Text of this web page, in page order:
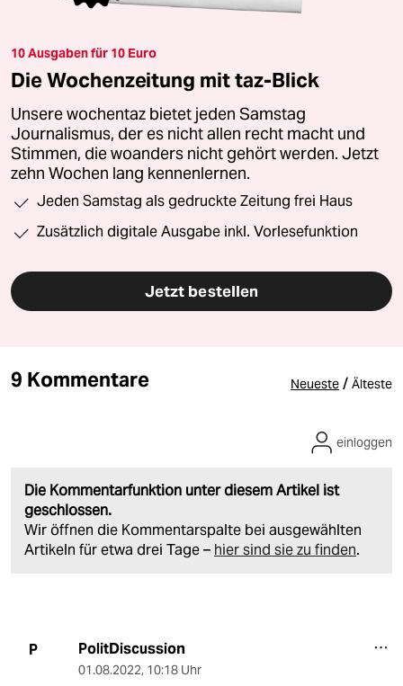
10 Ausgaben für 10 Euro
Die Wochenzeitung mit taz-Blick
Unsere wochentaz bietet jeden Samstag
Journalismus, der es nicht allen recht macht und
Stimmen, die woanders nicht gehört werden. Jetzt
zehn Wochen lang kennenlernen.
Jeden Samstag als gedruckte Zeitung frei Haus
Zusätzlich digitale Ausgabe inkl. Vorlesefunktion
Jetzt bestellen
9 Kommentare Neueste / Älteste
Die Kommentarfunktion unter diesem Artikel ist
geschlossen.
Wir öffnen die Kommentarspalte bei ausgewählten
Artikeln für etwa drei Tage – hier sind sie zu finden.
einloggen
P PolitDiscussion
01.08.2022, 10:18 Uhr